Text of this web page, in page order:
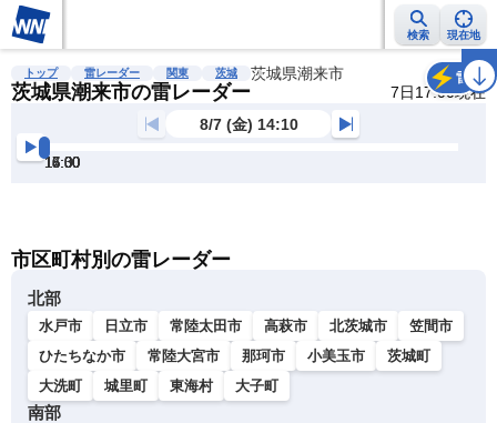
検索 現在地
雨雲レーダー 台風情報 地震情報 警報・注意報 2週間天気 ラ
トップ 雷レーダー 関東 茨城 茨城県潮来市
茨城県潮来市の雷レーダー 7日17:00現在
雷
8/7 (金) 14:10
14:30
15:00
15:30
16:00
16:30
17:00
市区町村別の雷レーダー
北部
水戸市 日立市 常陸太田市 高萩市 北茨城市
笠間市
ひたちなか市
常陸大宮市 那珂市 小美玉市
茨城町
大洗町
城里町 東海村 大子町
南部